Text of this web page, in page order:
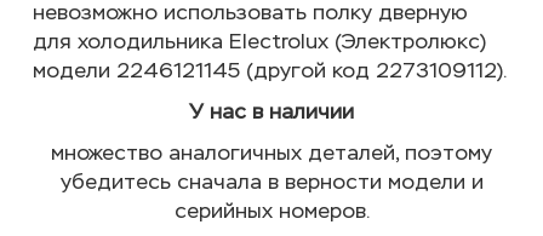
невозможно использовать полку дверную
для холодильника Electrolux (Электролюкс)
модели 2246121145 (другой код 2273109112).
У нас в наличии
множество аналогичных деталей, поэтому
убедитесь сначала в верности модели и
серийных номеров.